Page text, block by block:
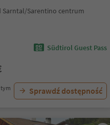
Sarntal/Sarentino centrum
Südtirol Guest Pass
Sprawdź dostępność